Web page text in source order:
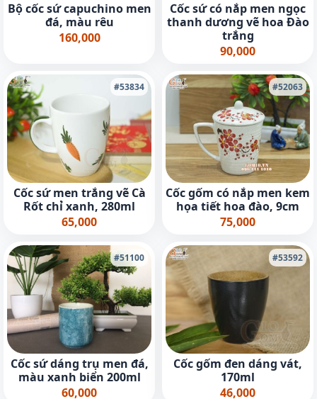
Bộ cốc sứ capuchino men
đá, màu rêu
160,000
Cốc sứ có nắp men ngọc
thanh dương vẽ hoa Đào
trắng
90,000
#53834
Cốc sứ men trắng vẽ Cà
Rốt chỉ xanh, 280ml
65,000
#52063
Cốc gốm có nắp men kem
họa tiết hoa đào, 9cm
75,000
#51100
Cốc sứ dáng trụ men đá,
màu xanh biển 200ml
60,000
#53592
Cốc gốm đen dáng vát,
170ml
46,000